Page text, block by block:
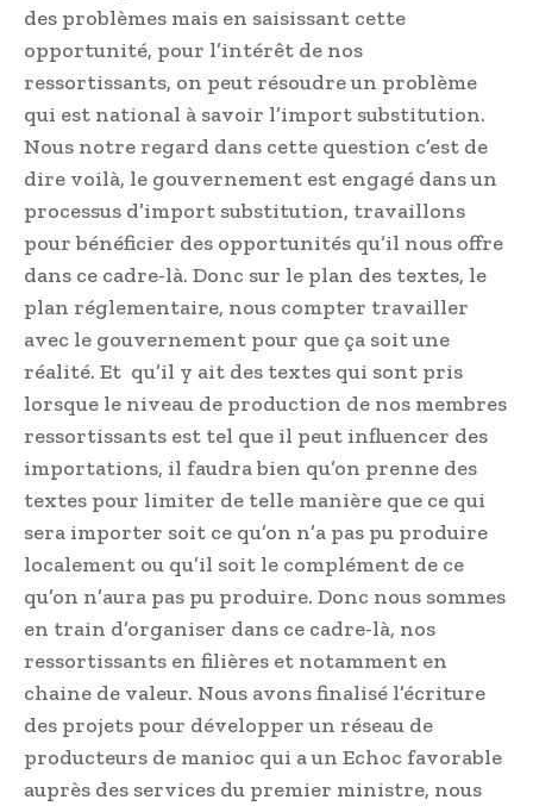
des problèmes mais en saisissant cette
opportunité, pour l’intérêt de nos
ressortissants, on peut résoudre un problème
qui est national à savoir l’import substitution.
Nous notre regard dans cette question c’est de
dire voilà, le gouvernement est engagé dans un
processus d’import substitution, travaillons
pour bénéficier des opportunités qu’il nous offre
dans ce cadre-là. Donc sur le plan des textes, le
plan réglementaire, nous compter travailler
avec le gouvernement pour que ça soit une
réalité. Et qu’il y ait des textes qui sont pris
lorsque le niveau de production de nos membres
ressortissants est tel que il peut influencer des
importations, il faudra bien qu’on prenne des
textes pour limiter de telle manière que ce qui
sera importer soit ce qu’on n’a pas pu produire
localement ou qu’il soit le complément de ce
qu’on n’aura pas pu produire. Donc nous sommes
en train d’organiser dans ce cadre-là, nos
ressortissants en filières et notamment en
chaine de valeur. Nous avons finalisé l’écriture
des projets pour développer un réseau de
producteurs de manioc qui a un Echoc favorable
auprès des services du premier ministre, nous